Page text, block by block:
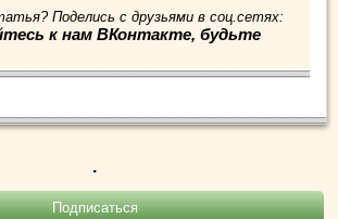
Поделись с друзьями в соц.сетях:
к нам ВКонтакте, будьте
.